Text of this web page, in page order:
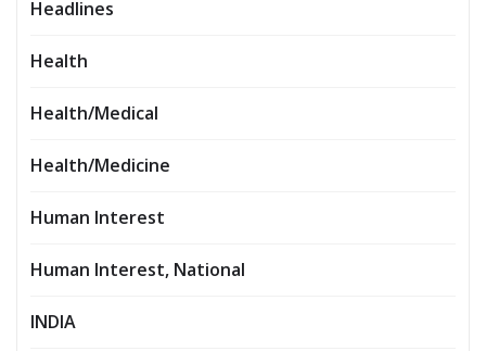
Headlines
Health
Health/Medical
Health/Medicine
Human Interest
Human Interest, National
INDIA